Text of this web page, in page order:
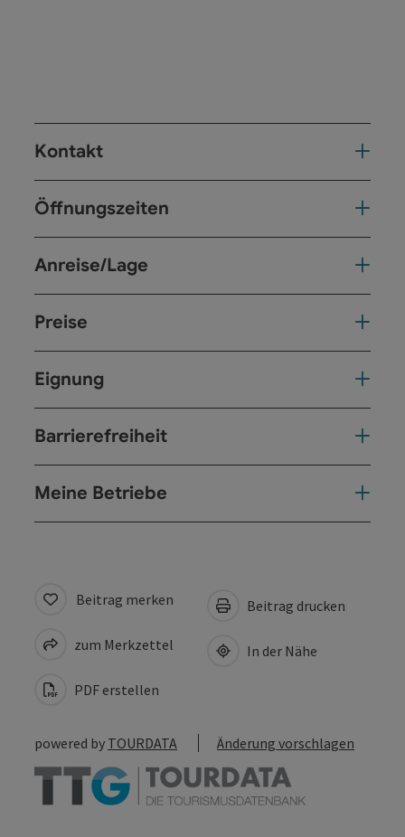
Kontakt
Öffnungszeiten
Anreise/Lage
Preise
Eignung
Barrierefreiheit
Meine Betriebe
Beitrag merken
zum Merkzettel
PDF erstellen
Beitrag drucken
In der Nähe
powered by TOURDATA Änderung vorschlagen